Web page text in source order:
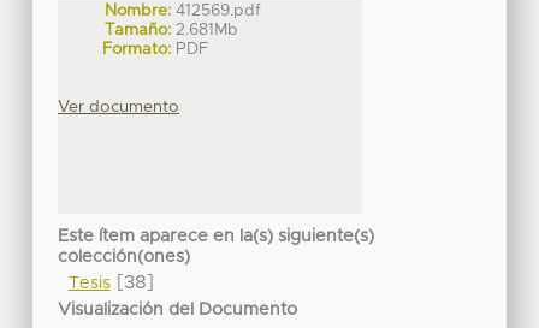
Nombre: 412569.pdf
Tamaño: 2.681Mb
Formato: PDF
Ver documento
Este ítem aparece en la(s) siguiente(s)
colección(ones)
Tesis[38]
Visualización del Documento